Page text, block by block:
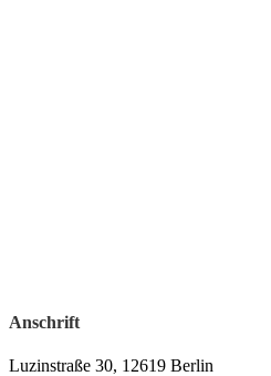
Anschrift
Luzinstraße 30, 12619 Berlin